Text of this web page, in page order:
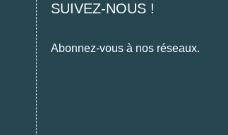
SUIVEZ-NOUS !
Abonnez-vous à nos réseaux.